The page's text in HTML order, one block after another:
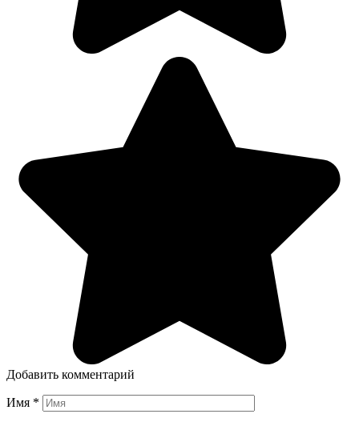
Добавить комментарий
Имя *